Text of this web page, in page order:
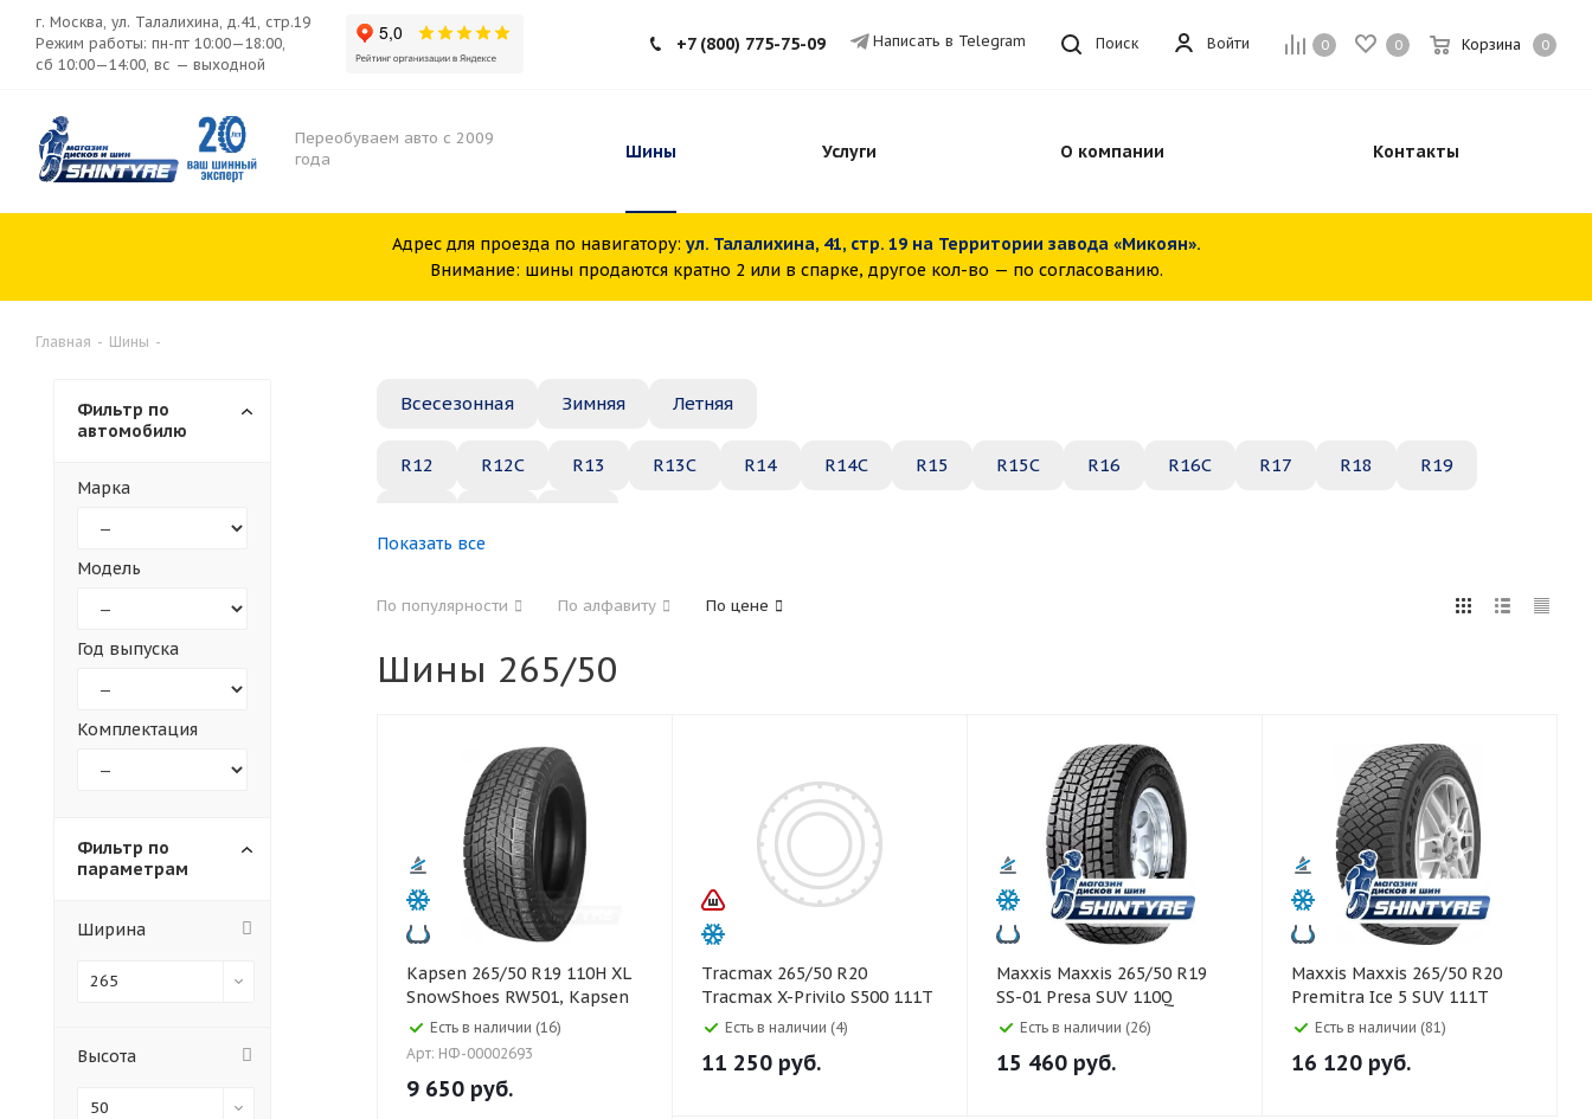
0 0 Корзина 0
Войти
г. Москва, ул. Талалихина, д.41, стр.19
Режим работы: пн-пт 10:00—18:00,
сб 10:00—14:00, вс — выходной
Поиск
+7 (800) 775-75-09 Написать в Telegram
Переобуваем авто с 2009
года
Шины Услуги О компании Контакты
Адрес для проезда по навигатору: ул. Талалихина, 41, стр. 19 на Территории завода «Микоян».
Внимание: шины продаются кратно 2 или в спарке, другое кол-во — по согласованию.
Главная - Шины -
Всесезонная Зимняя Летняя
R12 R12C R13 R13C R14 R14C R15 R15C R16 R16C R17 R18 R19
30 35 40 45
Показать все
По популярности По алфавиту По цене
Шины 265/50
Kapsen 265/50 R19 110H XL
SnowShoes RW501, Kapsen
Есть в наличии (16)
Арт: НФ-00002693
9 650 руб.
Tracmax 265/50 R20
Tracmax X-Privilo S500 111T
XL ШЕсть в наличии (4)
11 250 руб.
Maxxis Maxxis 265/50 R19
SS-01 Presa SUV 110Q
Есть в наличии (26)
15 460 руб.
Maxxis Maxxis 265/50 R20
Premitra Ice 5 SUV 111T
Есть в наличии (81)
16 120 руб.
Фильтр по
автомобилю
Марка
Модель
Год выпуска
Комплектация
Фильтр по
параметрам
Ширина
265
Высота
50